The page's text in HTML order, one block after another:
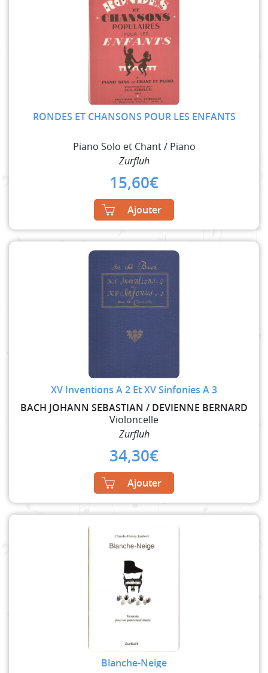
RONDES ET CHANSONS POUR LES ENFANTS
Piano Solo et Chant / Piano
Zurfluh
15,60€
Ajouter
XV Inventions A 2 Et XV Sinfonies A 3
BACH JOHANN SEBASTIAN / DEVIENNE BERNARD
Violoncelle
Zurfluh
34,30€
Ajouter
Blanche-Neige